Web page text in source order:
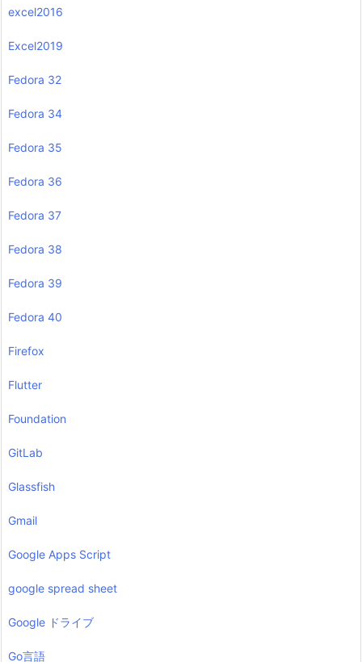
excel2016
Excel2019
Fedora 32
Fedora 34
Fedora 35
Fedora 36
Fedora 37
Fedora 38
Fedora 39
Fedora 40
Firefox
Flutter
Foundation
GitLab
Glassfish
Gmail
Google Apps Script
google spread sheet
Google ドライブ
Go言語